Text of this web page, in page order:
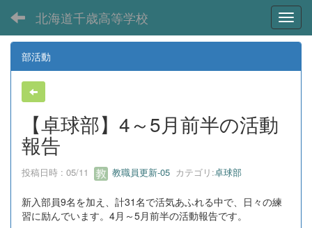
北海道千歳高等学校
部活動
【卓球部】4～5月前半の活動
報告
投稿日時 : 05/11 教職員更新-05 カテゴリ:卓球部
新入部員9名を加え、計31名で活気あふれる中で、日々の練
習に励んでいます。4月～5月前半の活動報告です。